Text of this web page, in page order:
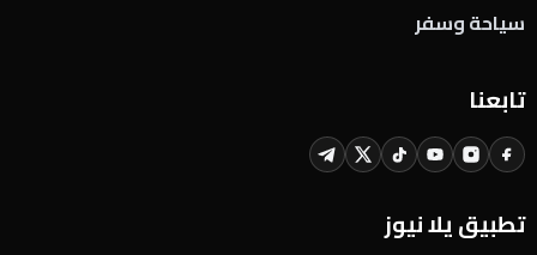
سياحة وسفر
تابعنا
تطبيق يلا نيوز